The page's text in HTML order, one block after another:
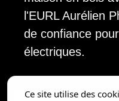
l'EURL Aurélien
de confiance
électriques.
Ce site utilise des